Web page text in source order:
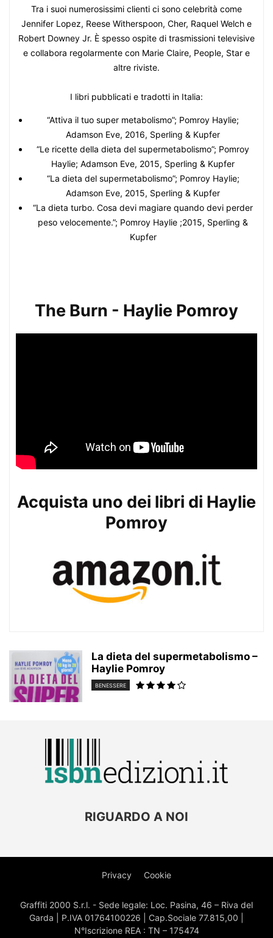
Tra i suoi numerosissimi clienti ci sono celebrità come
Jennifer Lopez, Reese Witherspoon, Cher, Raquel Welch e
Robert Downey Jr. È spesso ospite di trasmissioni televisive
e collabora regolarmente con Marie Claire, People, Star e
altre riviste.
I libri pubblicati e tradotti in Italia:
“Attiva il tuo super metabolismo”; Pomroy Haylie;
Adamson Eve, 2016, Sperling & Kupfer
“Le ricette della dieta del supermetabolismo”; Pomroy
Haylie; Adamson Eve, 2015, Sperling & Kupfer
“La dieta del supermetabolismo”; Pomroy Haylie;
Adamson Eve, 2015, Sperling & Kupfer
“La dieta turbo. Cosa devi magiare quando devi perder
peso velocemente.”; Pomroy Haylie ;2015, Sperling &
Kupfer
The Burn - Haylie Pomroy
Acquista uno dei libri di Haylie
Pomroy
La dieta del supermetabolismo –
Haylie Pomroy
BENESSERE
RIGUARDO A NOI
Privacy Cookie
Graffiti 2000 S.r.l. - Sede legale: Loc. Pasina, 46 – Riva del
Garda | P.IVA 01764100226 | Cap.Sociale 77.815,00 |
N°Iscrizione REA : TN – 175474